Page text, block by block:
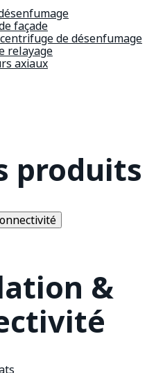
façade
de désenfumage
relayage
axiaux
produits
&